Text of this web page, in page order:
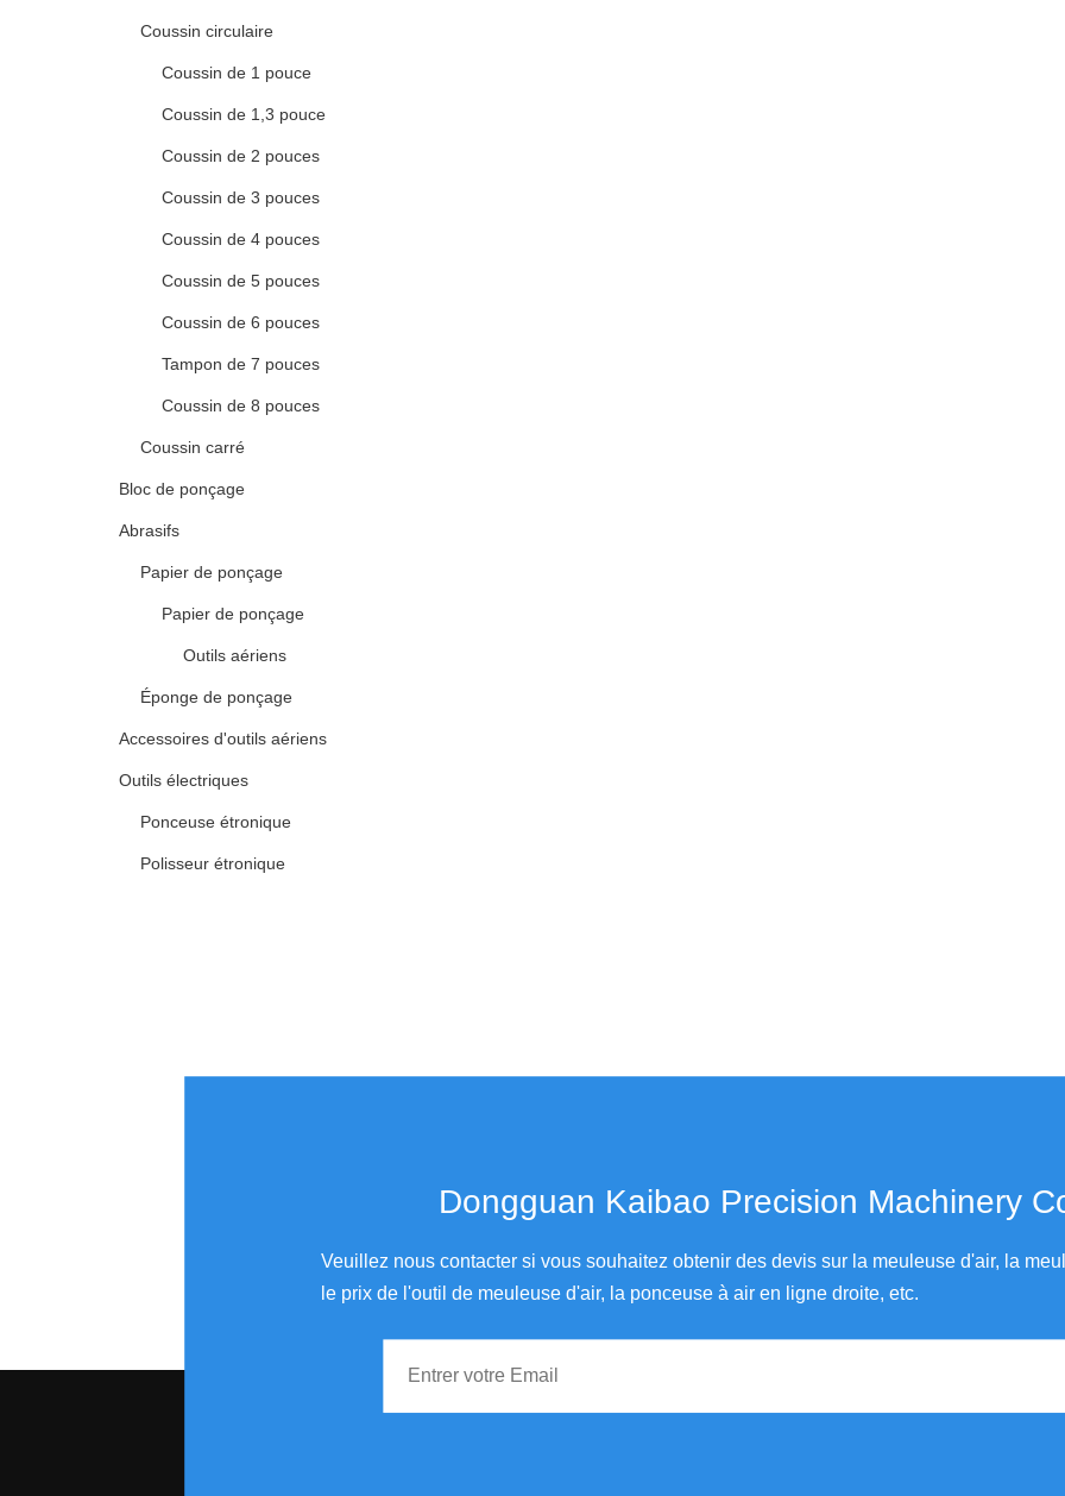
Coussin circulaire
Coussin de 1 pouce
Coussin de 1,3 pouce
Coussin de 2 pouces
Coussin de 3 pouces
Coussin de 4 pouces
Coussin de 5 pouces
Coussin de 6 pouces
Tampon de 7 pouces
Coussin de 8 pouces
Coussin carré
Bloc de ponçage
Abrasifs
Papier de ponçage
Papier de ponçage
Outils aériens
Éponge de ponçage
Accessoires d'outils aériens
Outils électriques
Ponceuse étronique
Polisseur étronique
Dongguan Kaibao Precision Machinery
Veuillez nous contacter si vous souhaitez obtenir des devis sur la meuleuse d'air, la
le prix de l'outil de meuleuse d'air, la ponceuse à air en ligne droite, etc.